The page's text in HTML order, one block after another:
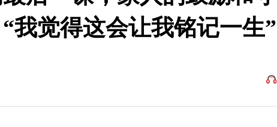
我觉得这会让我铭记一生”